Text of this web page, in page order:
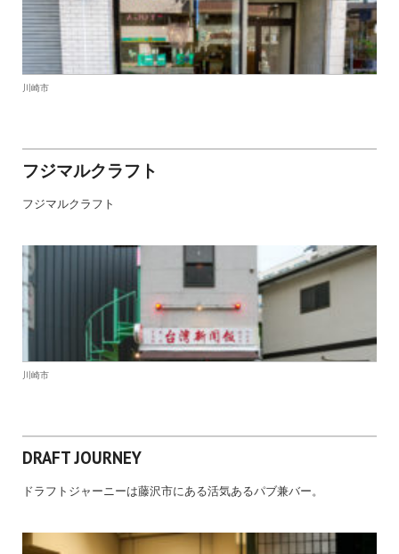
川崎市
フジマルクラフト
フジマルクラフト
川崎市
DRAFT JOURNEY
ドラフトジャーニーは藤沢市にある活気あるパブ兼バー。